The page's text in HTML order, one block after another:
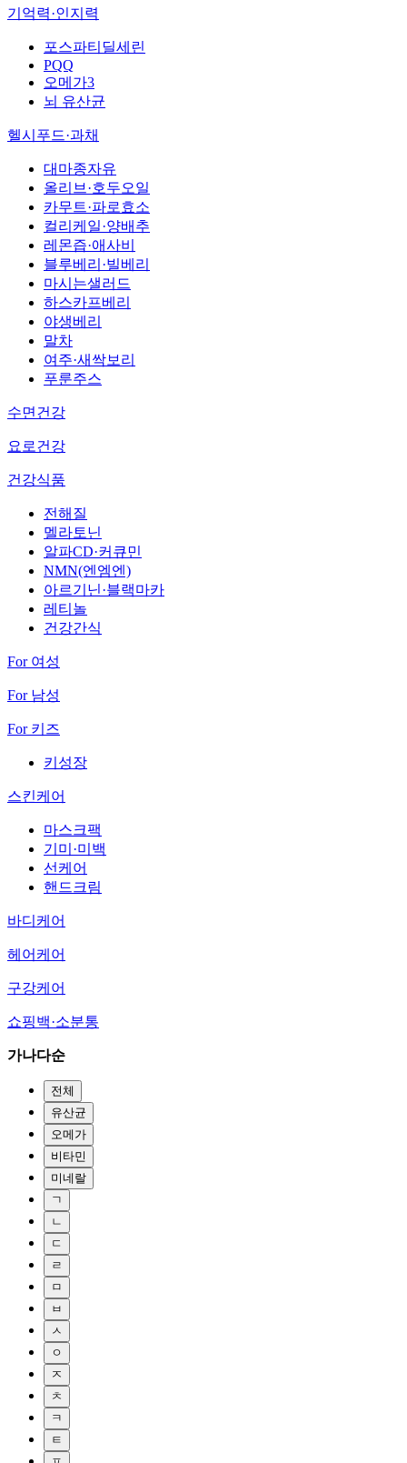
기억력·인지력
포스파티딜세린
PQQ
오메가3
뇌 유산균
헬시푸드·과채
대마종자유
올리브·호두오일
카무트·파로효소
컬리케일·양배추
레몬즙·애사비
블루베리·빌베리
마시는샐러드
하스카프베리
야생베리
말차
여주·새싹보리
푸룬주스
수면건강
요로건강
건강식품
전해질
멜라토닌
알파CD·커큐민
NMN(엔엠엔)
아르기닌·블랙마카
레티놀
건강간식
For 여성
For 남성
For 키즈
키성장
스킨케어
마스크팩
기미·미백
선케어
핸드크림
바디케어
헤어케어
구강케어
쇼핑백·소분통
가나다순
전체
유산균
오메가
비타민
미네랄
ㄱ
ㄴ
ㄷ
ㄹ
ㅁ
ㅂ
ㅅ
ㅇ
ㅈ
ㅊ
ㅋ
ㅌ